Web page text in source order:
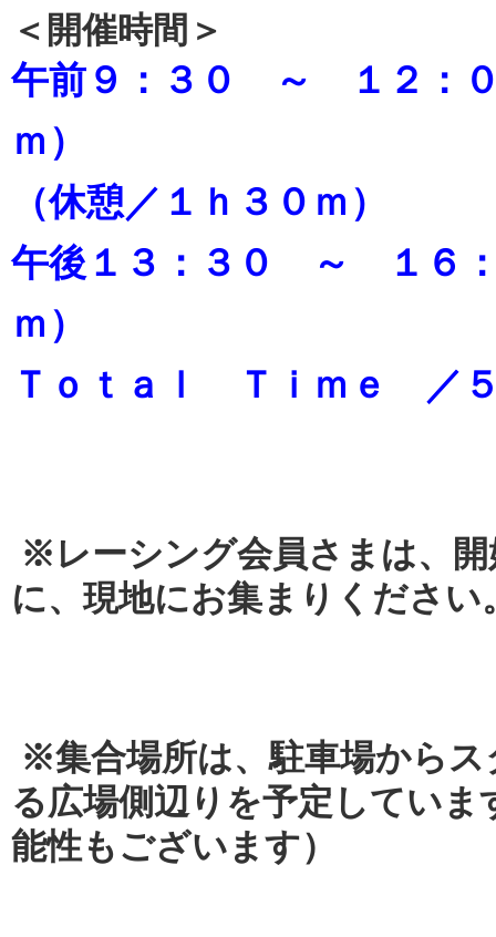
＜開催時間＞
午前９：３０ ～ １２：０
ｍ）
（休憩／１ｈ３０ｍ）
午後１３：３０ ～ １６：
ｍ）
Ｔｏｔａｌ Ｔｉｍｅ ／
※レーシング会員さまは、開
に、現地にお集まりください
※集合場所は、駐車場から
る広場側辺りを予定していま
能性もございます）